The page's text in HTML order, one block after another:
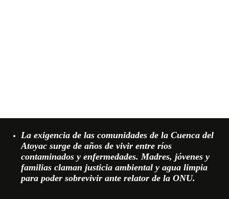
La exigencia de las comunidades de la Cuenca del
Atoyac surge de años de vivir entre ríos
contaminados y enfermedades. Madres, jóvenes y
familias claman justicia ambiental y agua limpia
para poder sobrevivir ante relator de la ONU.